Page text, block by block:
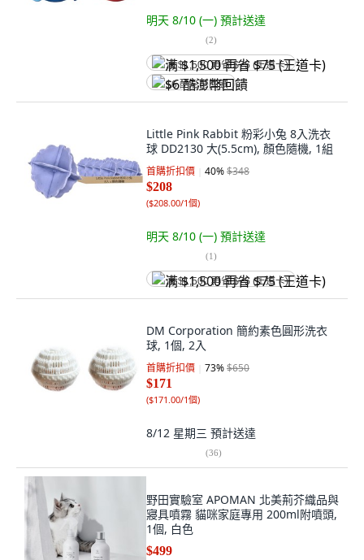
明天 8/10 (一) 預計送達
(2)
满 $1,500 再省 $75 (王道卡)
$6 酷澎幣回饋
Little Pink Rabbit 粉彩小兔 8入洗衣
球 DD2130 大(5.5cm), 顏色隨機, 1組
首購折扣價 40%$348
$208
($208.00/1個)
明天 8/10 (一) 預計送達
(1)
满 $1,500 再省 $75 (王道卡)
DM Corporation 簡約素色圓形洗衣
球, 1個, 2入
首購折扣價 73%$650
$171
($171.00/1個)
8/12 星期三 預計送達
(36)
野田實驗室 APOMAN 北美荊芥織品與
寢具噴霧 貓咪家庭專用 200ml附噴頭,
1個, 白色
$499